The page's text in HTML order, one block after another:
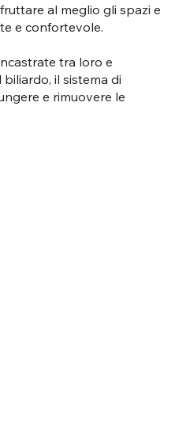
al meglio gli spazi e
e confortevole.
tra loro e
il sistema di
e rimuovere le